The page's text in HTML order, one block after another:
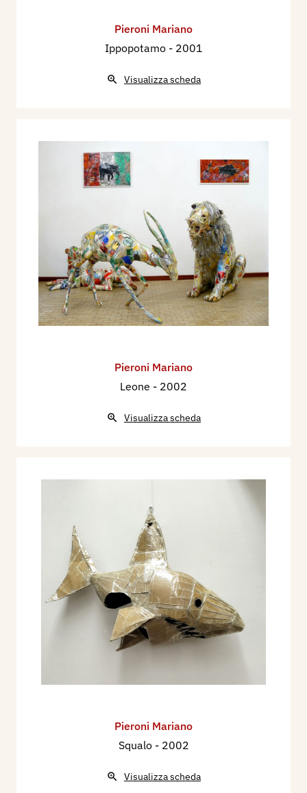
Pieroni Mariano
Ippopotamo - 2001
Visualizza scheda
Pieroni Mariano
Leone - 2002
Visualizza scheda
Pieroni Mariano
Squalo - 2002
Visualizza scheda